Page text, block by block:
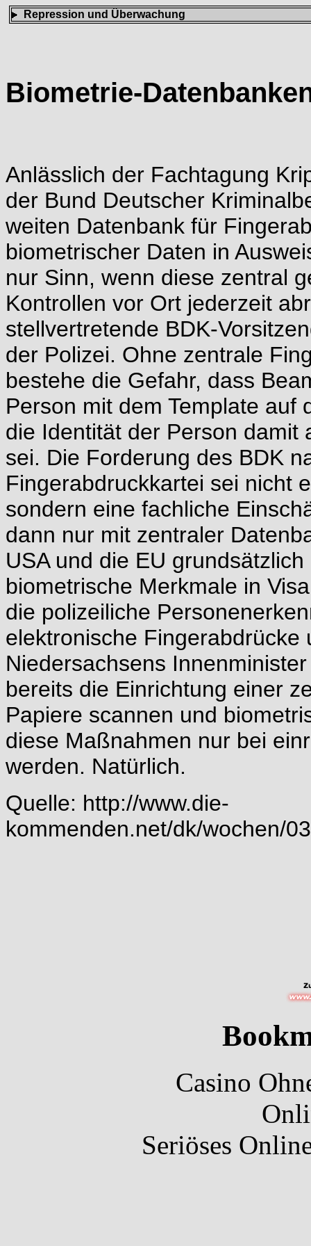
Repression und Überwachung
Biometrie-
Anlässlich der Fachtagung
der Bund Deutscher
weiten Datenbank für
biometrischer Daten in
nur Sinn, wenn diese zentral
Kontrollen vor Ort jederzeit
stellvertretende BDK-
der Polizei. Ohne zentrale
bestehe die Gefahr, dass
Person mit dem Template auf
die Identität der Person damit
sei. Die Forderung des BDK
Fingerabdruckkartei sei nicht
sondern eine fachliche
dann nur mit zentraler
USA und die EU
biometrische Merkmale in
die polizeiliche
elektronische
Niedersachsens
bereits die Einrichtung einer
Papiere scannen und
diese Maßnahmen nur bei
werden. Natürlich.
Quelle: http://www.die-
kommenden.net/dk/wochen/
Casino
Seriöses